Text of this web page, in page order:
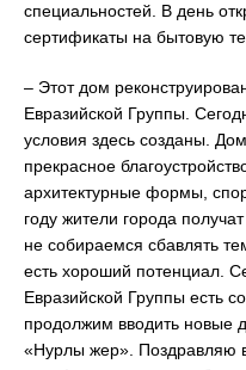
специальностей. В день
сертификаты на бытовую
– Этот дом
Евразийской Группы.
условия здесь созданы.
прекрасное
архитектурные формы,
году жители города
не собираемся сбавлять
есть хороший потенциал.
Евразийской Группы есть
продолжим вводить новые
«Нурлы жер». Поздравляю